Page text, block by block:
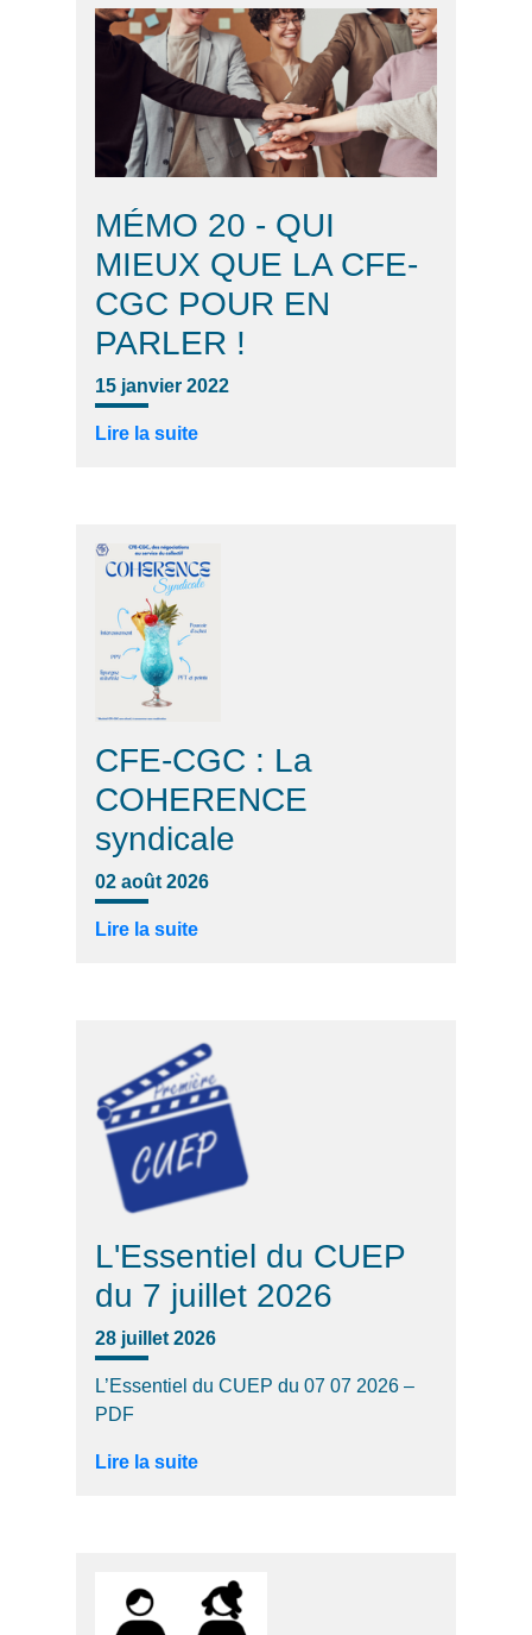
MÉMO 20 - QUI
MIEUX QUE LA CFE-
CGC POUR EN
PARLER !
15 janvier 2022
Lire la suite
CFE-CGC : La
COHERENCE
syndicale
02 août 2026
Lire la suite
L'Essentiel du CUEP
du 7 juillet 2026
28 juillet 2026
L’Essentiel du CUEP du 07 07 2026 –
PDF
Lire la suite